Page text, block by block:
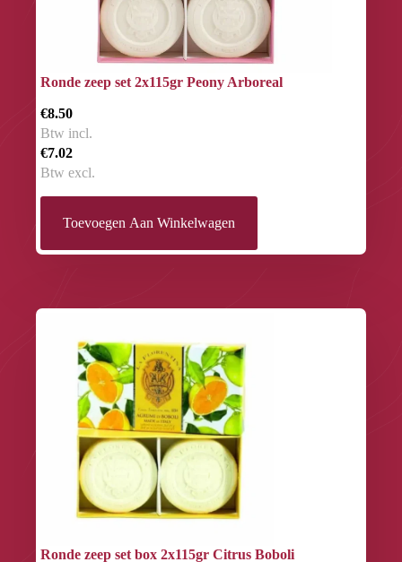
Ronde zeep set 2x115gr Peony Arboreal
€8.50
Btw incl.
€7.02
Btw excl.
Toevoegen Aan Winkelwagen
Ronde zeep set box 2x115gr Citrus Boboli